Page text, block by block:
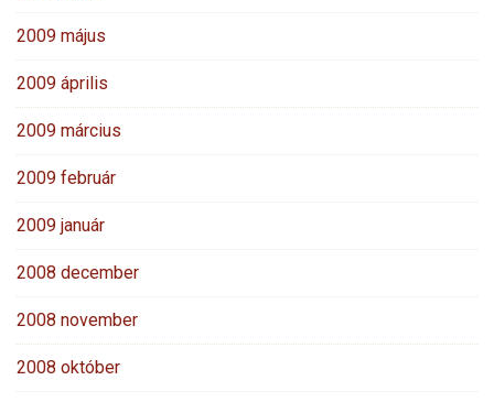
2009 május
2009 április
2009 március
2009 február
2009 január
2008 december
2008 november
2008 október